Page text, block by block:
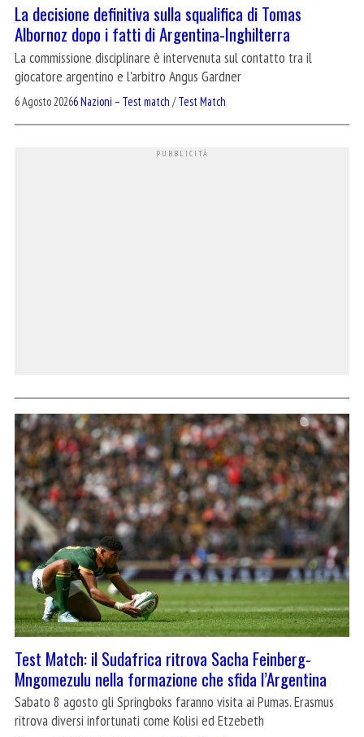
La decisione definitiva sulla squalifica di Tomas
Albornoz dopo i fatti di Argentina-Inghilterra
La commissione disciplinare è intervenuta sul contatto tra il
giocatore argentino e l'arbitro Angus Gardner
6 Agosto 20266 Nazioni – Test match /Test Match
Test Match: il Sudafrica ritrova Sacha Feinberg-
Mngomezulu nella formazione che sfida l’Argentina
Sabato 8 agosto gli Springboks faranno visita ai Pumas. Erasmus
ritrova diversi infortunati come Kolisi ed Etzebeth